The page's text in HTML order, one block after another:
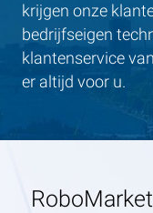
krijgen onze
bedrijfseigen
klantenservice
er altijd voor u.